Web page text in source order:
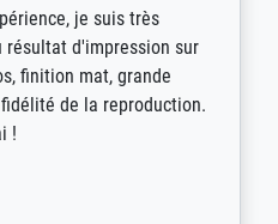
irréprochable.
diversité des thèmes
des
réajustement des
clientèle parfaite.